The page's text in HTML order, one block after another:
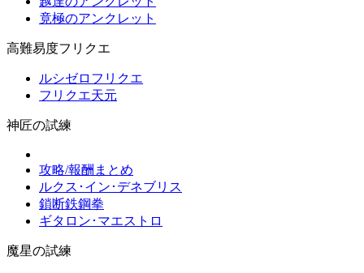
竟極のアンクレット
高難易度フリクエ
ルシゼロフリクエ
フリクエ天元
神匠の試練
攻略/報酬まとめ
ルクス･イン･デネブリス
鎖断鉄鋼拳
ギタロン･マエストロ
魔星の試練